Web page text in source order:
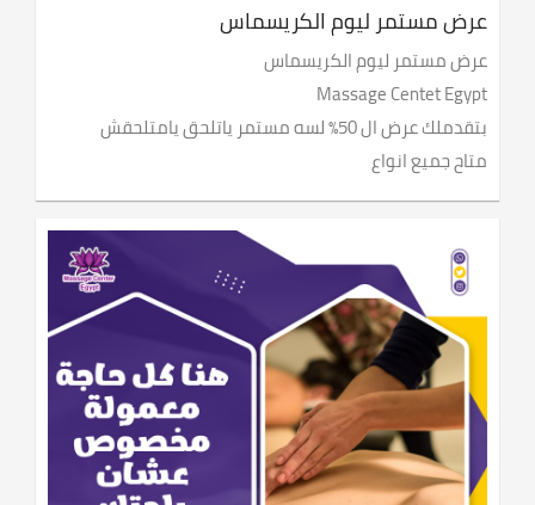
عرض مستمر ليوم الكريسماس
عرض مستمر ليوم الكريسماس
Massage Centet Egypt
بتقدملك عرض ال 50٪ لسه مستمر ياتلحق يامتلحقش
متاح جميع انواع